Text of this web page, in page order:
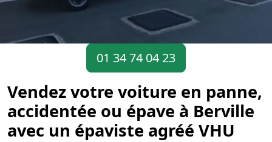
01 34 74 04 23
Vendez votre voiture en panne,
accidentée ou épave à Berville
avec un épaviste agréé VHU